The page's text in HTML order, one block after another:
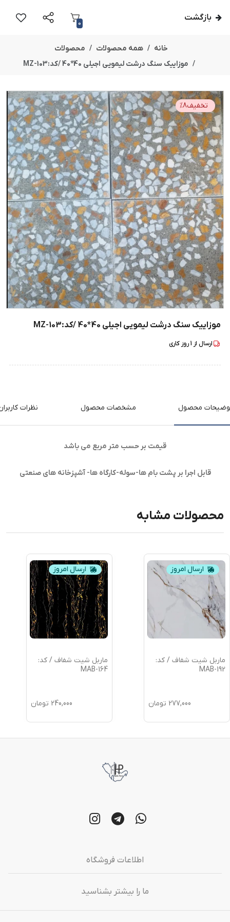
بازگشت
0
خانه همه محصولات
محصولات
موزاییک سنگ درشت لیمویی اجیلی 40*40 /کد:MZ-103
تخفیف %8
موزاییک سنگ درشت لیمویی اجیلی 40*40 /کد:MZ-103
ارسال از 1روز کاری
محصول مشخصات محصول نظرات
قیمت بر حسب متر مربع می باشد
قابل اجرا بر پشت بام ها-سوله-کارگاه ها- آشپزخانه های صنعتی
محصولات مشابه
ارسال امروز
ماربل شیت شفاف / کد:
MAB-192
277,000 تومان
ارسال امروز
ماربل شیت شفاف / کد:
MAB-164
240,000 تومان
اطلاعات فروشگاه
ما را بیشتر بشناسید